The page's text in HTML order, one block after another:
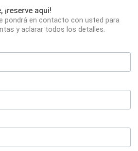
aqui!
pondrá en contacto con usted para
y aclarar todos los detalles.